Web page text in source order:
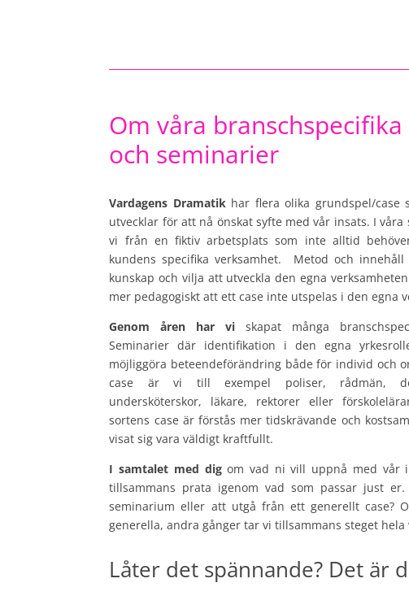
Om våra
och seminarier
Vardagens Dramatikhar flera olika grundspel/case
utvecklar för att nå önskat syfte med vår insats. I våra
vi från en fiktiv arbetsplats som inte alltid
kundens specifika verksamhet. Metod och innehåll
kunskap och vilja att utveckla den egna
mer pedagogiskt att ett case inte utspelas i den egna
Genom åren har vi skapat många
Seminarier där identifikation i den egna
möjliggöra beteendeförändring både för individ och
case är vi till exempel poliser, rådmän,
undersköterskor, läkare, rektorer eller
sortens case är förstås mer tidskrävande och
visat sig vara väldigt kraftfullt.
I samtalet med digom vad ni vill uppnå med vår
tillsammans prata igenom vad som passar just er.
seminarium eller att utgå från ett generellt case?
generella, andra gånger tar vi tillsammans steget hela
Låter det spännande? Det är